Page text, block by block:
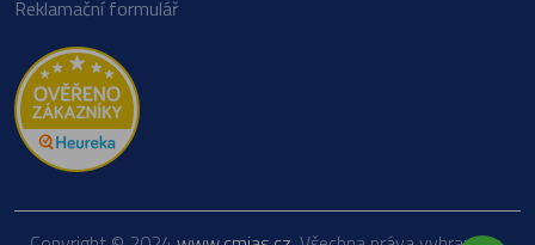
Reklamační formulář